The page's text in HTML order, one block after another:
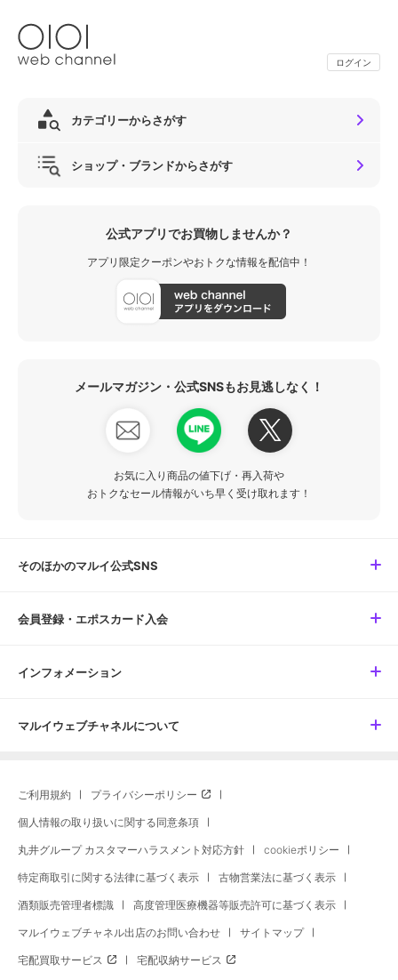
ログイン
カテゴリーからさがす
ショップ・ブランドからさがす
公式アプリでお買物しませんか？
アプリ限定クーポンやおトクな情報を配信中！
メールマガジン・公式SNSもお見逃しなく！
お気に入り商品の値下げ・再入荷や
おトクなセール情報がいち早く受け取れます！
そのほかのマルイ公式SNS
会員登録・エポスカード入会
インフォメーション
マルイウェブチャネルについて
ご利用規約 プライバシーポリシー
個人情報の取り扱いに関する同意条項
丸井グループ カスタマーハラスメント対応方針 cookieポリシー
特定商取引に関する法律に基づく表示 古物営業法に基づく表示
酒類販売管理者標識 高度管理医療機器等販売許可に基づく表示
マルイウェブチャネル出店のお問い合わせ サイトマップ
宅配買取サービス 宅配収納サービス